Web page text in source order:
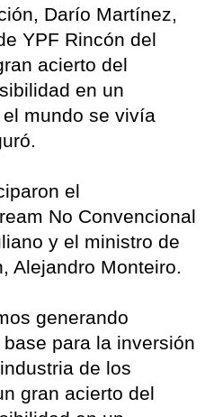
Darío Martínez,
YPF Rincón del
acierto del
en un
mundo se vivía
el
No Convencional
y el ministro de
Alejandro Monteiro.
generando
para la inversión
de los
gran acierto del